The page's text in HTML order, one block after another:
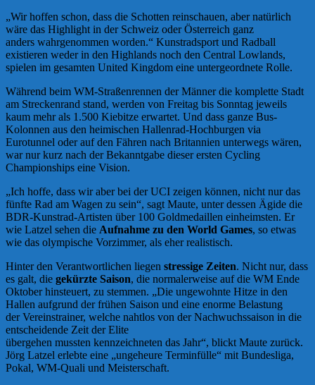
„Wir hoffen schon, dass die Schotten reinschauen, aber natürlich
wäre das Highlight in der Schweiz oder Österreich ganz
anders wahrgenommen worden.“ Kunstradsport und Radball
existieren weder in den Highlands noch den Central Lowlands,
spielen im gesamten United Kingdom eine untergeordnete Rolle.
Während beim WM-Straßenrennen der Männer die komplette Stadt
am Streckenrand stand, werden von Freitag bis Sonntag jeweils
kaum mehr als 1.500 Kiebitze erwartet. Und dass ganze Bus-
Kolonnen aus den heimischen Hallenrad-Hochburgen via
Eurotunnel oder auf den Fähren nach Britannien unterwegs wären,
war nur kurz nach der Bekanntgabe dieser ersten Cycling
Championships eine Vision.
„Ich hoffe, dass wir aber bei der UCI zeigen können, nicht nur das
fünfte Rad am Wagen zu sein“, sagt Maute, unter dessen Ägide die
BDR-Kunstrad-Artisten über 100 Goldmedaillen einheimsten. Er
wie Latzel sehen die Aufnahme zu den World Games, so etwas
wie das olympische Vorzimmer, als eher realistisch.
Hinter den Verantwortlichen liegen stressige Zeiten. Nicht nur, dass
es galt, die gekürzte Saison, die normalerweise auf die WM Ende
Oktober hinsteuert, zu stemmen. „Die ungewohnte Hitze in den
Hallen aufgrund der frühen Saison und eine enorme Belastung
der Vereinstrainer, welche nahtlos von der Nachwuchssaison in die
entscheidende Zeit der Elite
übergehen mussten kennzeichneten das Jahr“, blickt Maute zurück.
Jörg Latzel erlebte eine „ungeheure Terminfülle“ mit Bundesliga,
Pokal, WM-Quali und Meisterschaft.